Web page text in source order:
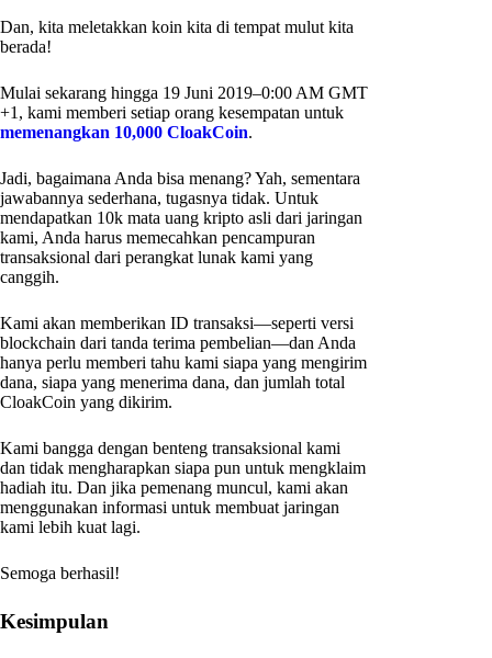
Dan, kita meletakkan koin kita di tempat mulut kita
berada!
Mulai sekarang hingga 19 Juni 2019–0:00 AM GMT
+1, kami memberi setiap orang kesempatan untuk
memenangkan 10,000 CloakCoin.
Jadi, bagaimana Anda bisa menang? Yah, sementara
jawabannya sederhana, tugasnya tidak. Untuk
mendapatkan 10k mata uang kripto asli dari jaringan
kami, Anda harus memecahkan pencampuran
transaksional dari perangkat lunak kami yang
canggih.
Kami akan memberikan ID transaksi—seperti versi
blockchain dari tanda terima pembelian—dan Anda
hanya perlu memberi tahu kami siapa yang mengirim
dana, siapa yang menerima dana, dan jumlah total
CloakCoin yang dikirim.
Kami bangga dengan benteng transaksional kami
dan tidak mengharapkan siapa pun untuk mengklaim
hadiah itu. Dan jika pemenang muncul, kami akan
menggunakan informasi untuk membuat jaringan
kami lebih kuat lagi.
Semoga berhasil!
Kesimpulan